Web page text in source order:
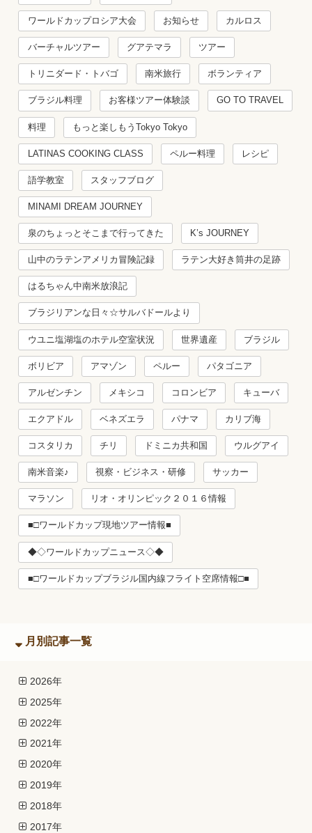
ワールドカップロシア大会 お知らせ カルロス
バーチャルツアー グアテマラ ツアー
トリニダード・トバゴ 南米旅行 ボランティア
ブラジル料理 お客様ツアー体験談 GO TO TRAVEL
料理 もっと楽しもうTokyo Tokyo
LATINAS COOKING CLASS ペルー料理 レシピ
語学教室 スタッフブログ
MINAMI DREAM JOURNEY
泉のちょっとそこまで行ってきた K’s JOURNEY
山中のラテンアメリカ冒険記録 ラテン大好き筒井の足跡
はるちゃん中南米放浪記
ブラジリアンな日々☆サルバドールより
ウユニ塩湖塩のホテル空室状況 世界遺産 ブラジル
ボリビア アマゾン ペルー パタゴニア
アルゼンチン メキシコ コロンビア キューバ
エクアドル ベネズエラ パナマ カリブ海
コスタリカ チリ ドミニカ共和国 ウルグアイ
南米音楽♪ 視察・ビジネス・研修 サッカー
マラソン リオ・オリンピック２０１６情報
■□ワールドカップ現地ツアー情報■
◆◇ワールドカップニュース◇◆
■□ワールドカップブラジル国内線フライト空席情報□■
月別記事一覧
2026年
2025年
2022年
2021年
2020年
2019年
2018年
2017年